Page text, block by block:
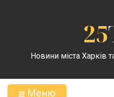
25
Новини міста Харків
Меню